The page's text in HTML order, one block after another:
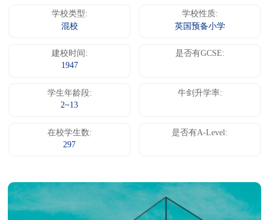
学校类型:
混校
学校性质:
英国预备小学
建校时间:
1947
是否有GCSE:
学生年龄段:
2~13
牛剑升学率:
在校学生数:
297
是否有A-Level: